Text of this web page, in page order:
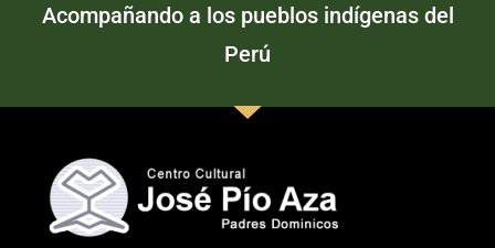
Acompañando a los pueblos indígenas del
Perú